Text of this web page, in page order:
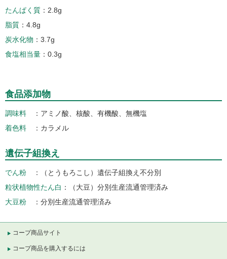
たんぱく質
2.8g
脂質
4.8g
炭水化物
3.7g
食塩相当量
0.3g
食品添加物
調味料
アミノ酸、核酸、有機酸、無機塩
着色料
カラメル
遺伝子組換え
でん粉
（とうもろこし）遺伝子組換え不分別
粒状植物性たん白
（大豆）分別生産流通管理済み
大豆粉
分別生産流通管理済み
コープ商品サイト
コープ商品を購入するには